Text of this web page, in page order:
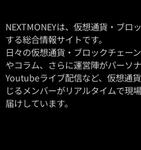
NEXTMONEYは、仮想通貨・ブロ
する総合情報サイトです。
日々の仮想通貨・ブロックチェー
やコラム、さらに運営陣がパーソ
Youtubeライブ配信など、仮想通
じるメンバーがリアルタイムで現
届けしています。